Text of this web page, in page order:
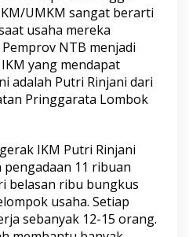
UMKM sangat berarti
usaha mereka
NTB menjadi
yang mendapat
adalah Putri Rinjani dari
Pringgarata Lombok
IKM Putri Rinjani
11 ribuan
belasan ribu bungkus
usaha. Setiap
sebanyak 12-15 orang.